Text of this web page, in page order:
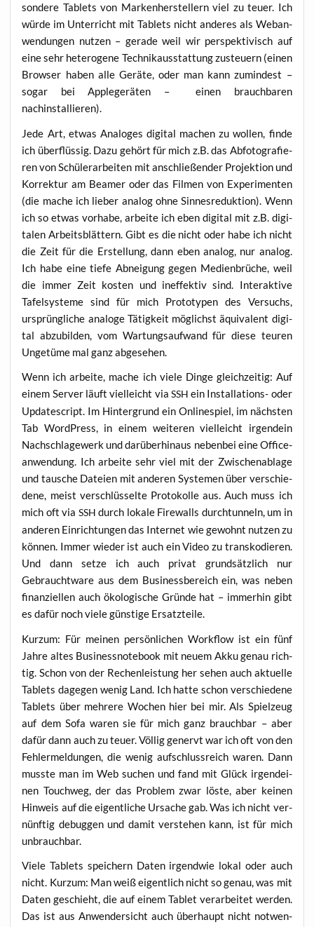
son­de­re Tablets von Mar­ken­her­stel­lern viel zu teu­er. Ich
wür­de im Unter­richt mit Tablets nicht ande­res als Web­an­
wen­dun­gen nut­zen – gera­de weil wir per­spek­ti­visch auf
eine sehr hete­ro­ge­ne Tech­nik­aus­stat­tung zusteu­ern (einen
Brow­ser haben alle Gerä­te, oder man kann zumin­dest –
sogar bei Apple­ge­rä­ten – einen brauch­ba­ren
nachinstallieren).
Jede Art, etwas Ana­lo­ges digi­tal machen zu wol­len, fin­de
ich über­flüs­sig. Dazu gehört für mich z.B. das Abfo­to­gra­fie­
ren von Schü­ler­ar­bei­ten mit anschlie­ßen­der Pro­jek­ti­on und
Kor­rek­tur am Bea­mer oder das Fil­men von Expe­ri­men­ten
(die mache ich lie­ber ana­log ohne Sin­nes­re­duk­ti­on). Wenn
ich so etwas vor­ha­be, arbei­te ich eben digi­tal mit z.B. digi­
ta­len Arbeits­blät­tern. Gibt es die nicht oder habe ich nicht
die Zeit für die Erstel­lung, dann eben ana­log, nur ana­log.
Ich habe eine tie­fe Abnei­gung gegen Medi­en­brü­che, weil
die immer Zeit kos­ten und inef­fek­tiv sind. Inter­ak­ti­ve
Tafel­sys­te­me sind für mich Pro­to­ty­pen des Ver­suchs,
ursprüng­li­che ana­lo­ge Tätig­keit mög­lichst äqui­va­lent digi­
tal abzu­bil­den, vom War­tungs­auf­wand für die­se teu­ren
Unge­tü­me mal ganz abgesehen.
Wenn ich arbei­te, mache ich vie­le Din­ge gleich­zei­tig: Auf
einem Ser­ver läuft viel­leicht via SSH ein Instal­la­ti­ons- oder
Update­script. Im Hin­ter­grund ein Online­spiel, im nächs­ten
Tab Word­Press, in einem wei­te­ren viel­leicht irgend­ein
Nach­schla­ge­werk und dar­über­hin­aus neben­bei eine Office­
an­wen­dung. Ich arbei­te sehr viel mit der Zwi­schen­ab­la­ge
und tau­sche Datei­en mit ande­ren Sys­te­men über ver­schie­
de­ne, meist ver­schlüs­sel­te Pro­to­kol­le aus. Auch muss ich
mich oft via SSH durch loka­le Fire­walls durch­tun­neln, um in
ande­ren Ein­rich­tun­gen das Inter­net wie gewohnt nut­zen zu
kön­nen. Immer wie­der ist auch ein Video zu trans­ko­die­ren.
Und dann set­ze ich auch pri­vat grund­sätz­lich nur
Gebraucht­wa­re aus dem Busi­ness­be­reich ein, was neben
finan­zi­el­len auch öko­lo­gi­sche Grün­de hat – immer­hin gibt
es dafür noch vie­le güns­ti­ge Ersatzteile.
Kurz­um: Für mei­nen per­sön­li­chen Work­flow ist ein fünf
Jah­re altes Busi­ness­note­book mit neu­em Akku genau rich­
tig. Schon von der Rechen­leis­tung her sehen auch aktu­el­le
Tablets dage­gen wenig Land. Ich hat­te schon ver­schie­de­ne
Tablets über meh­re­re Wochen hier bei mir. Als Spiel­zeug
auf dem Sofa waren sie für mich ganz brauch­bar – aber
dafür dann auch zu teu­er. Völ­lig genervt war ich oft von den
Feh­ler­mel­dun­gen, die wenig auf­schluss­reich waren. Dann
muss­te man im Web suchen und fand mit Glück irgend­ei­
nen Touch­weg, der das Pro­blem zwar lös­te, aber kei­nen
Hin­weis auf die eigent­li­che Ursa­che gab. Was ich nicht ver­
nünf­tig debug­gen und damit ver­ste­hen kann, ist für mich
unbrauchbar.
Vie­le Tablets spei­chern Daten irgend­wie lokal oder auch
nicht. Kurz­um: Man weiß eigent­lich nicht so genau, was mit
Daten geschieht, die auf einem Tablet ver­ar­bei­tet wer­den.
Das ist aus Anwen­der­sicht auch über­haupt nicht not­wen­